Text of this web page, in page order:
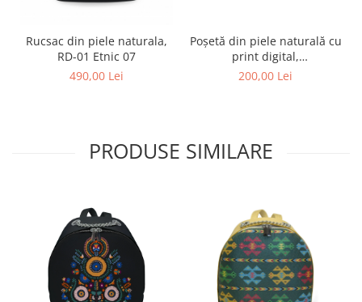
Rucsac din piele naturala,
RD-01 Etnic 07
490,00 Lei
Poșetă din piele naturală cu
print digital,
m20_mini_etnic39
200,00 Lei
PRODUSE SIMILARE